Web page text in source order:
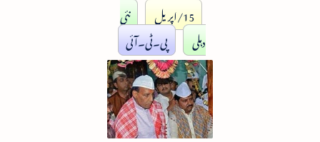
15/اپریل
نئی
دہلی
پی۔ٹی۔آئی